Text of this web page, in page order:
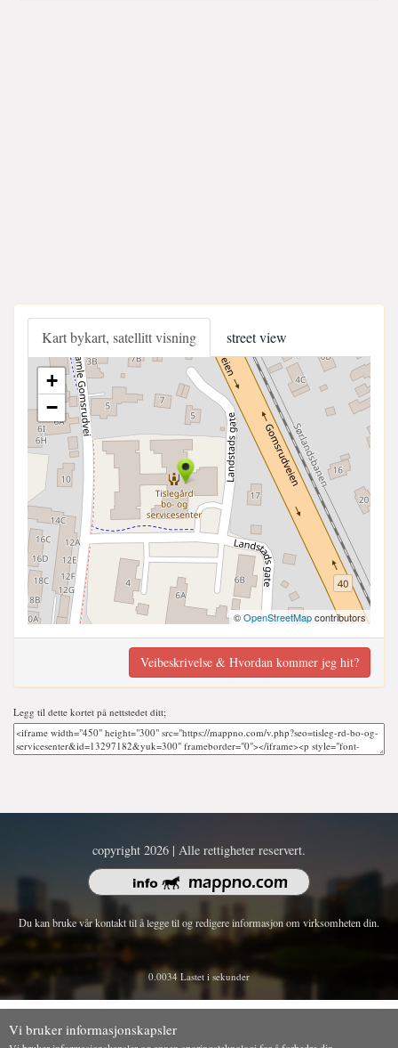
Kart bykart, satellitt visning street view
+
−
©OpenStreetMapcontributors
Veibeskrivelse & Hvordan kommer jeg hit?
Legg til dette kortet på nettstedet ditt;
copyright 2026 | Alle rettigheter reservert.
Du kan bruke vår kontakt til å legge til og redigere informasjon om virksomheten din.
0.0034 Lastet i sekunder
Vi bruker informasjonskapsler